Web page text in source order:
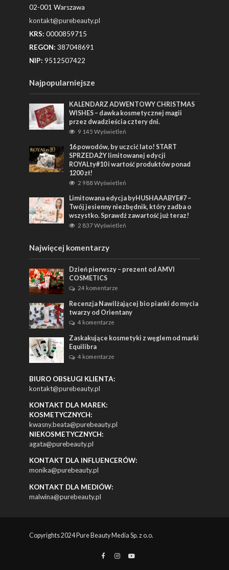
02-001 Warszawa
kontakt@purebeauty.pl
KRS: 0000859715
REGON: 387048691
NIP: 9512507422
Najpopularniejsze
KALENDARZ ADWENTOWY CHRISTMAS
WISHES – dawka kosmetycznej magii
przez dwadzieścia cztery dni.
9 145 Wyświetleń
16 powodów, by uczcić lato! START
SPRZEDAŻY limitowanej edycji
ROYALty#10 i wartość produktów ponad
1200 zł!
2 988 Wyświetleń
Limitowana edycja byHUSHAAABYE#7 –
Twój jesienny niezbędnik, który zadba o
wszystko. Sprawdź zawartość już teraz!
2 837 Wyświetleń
Najwięcej komentarzy
Dzień pierwszy – prezent od AMVI
COSMETICS
24 komentarze
Recenzja Nawilżającej bio pianki do mycia
twarzy od Orientany
4 komentarze
Zaskakujące kosmetyki z węglem od marki
Equilibra
4 komentarze
BIURO OBSŁUGI KLIENTA:
kontakt@purebeauty.pl
KONTAKT DLA MAREK:
KOSMETYCZNYCH:
kwasny.beata@purebeauty.pl
NIEKOSMETYCZNYCH:
agata@purebeauty.pl
KONTAKT DLA INFLUENCERÓW:
monika@purebeauty.pl
KONTAKT DLA MEDIÓW:
malwina@purebeauty.pl
Copyrights 2024 Pure Beauty Media Sp. z o.o.